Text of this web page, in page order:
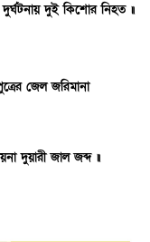
দুই কিশোর নিহত ॥
জেল জরিমানা
দুয়ারী জাল জব্দ ॥